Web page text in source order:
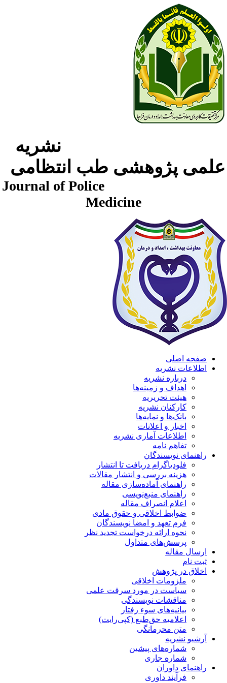
نشریه
پژوهشی طب انتظامی
Journal of Police
Medicine
صفحه اصلی
اطلاعات نشریه
درباره نشریه
اهداف و زمینه‌ها
هیئت تحریریه
کارکنان نشریه
بانک‌ها و نمایه‌ها
اخبار و اعلانات
اطلاعات آماری نشریه
تفاهم نامه
راهنمای نویسندگان
فلودیاگرام دریافت تا انتشار
هزینه بررسی و انتشار مقالات
راهنمای آماده‌سازی مقاله
راهنمای منبع‌نویسی
اعلام انصراف مقاله
ضوابط اخلاقی و حقوق مادی
فرم تعهد و امضا نویسندگان
نحوه ارائه درخواست تجدید نظر
پرسش‌های متداول
ارسال مقاله
ثبت نام
اخلاق در پژوهش
ملزومات اخلاقی
سیاست در مورد سرقت علمی
مناقشات نویسندگی
بیانیه‌های سوء رفتار
اعلامیه حق‌طبع (کپی‌رایت)
متن محرمانگی
آرشیو نشریه
شماره‌های پیشین
شماره جاری
راهنمای داوران
فرآیند داوری